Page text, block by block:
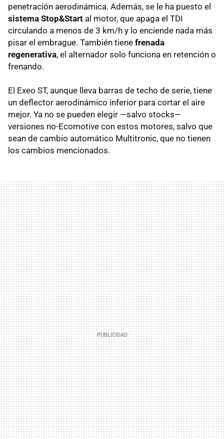
penetración aerodinámica. Además, se le ha puesto el
sistema Stop&Start al motor, que apaga el TDI
circulando a menos de 3 km/h y lo enciende nada más
pisar el embrague. También tiene frenada
regenerativa, el alternador solo funciona en retención o
frenando.
El Exeo ST, aunque lleva barras de techo de serie, tiene
un deflector aerodinámico inferior para cortar el aire
mejor. Ya no se pueden elegir —salvo stocks—
versiones no-Ecomotive con estos motores, salvo que
sean de cambio automático Multitronic, que no tienen
los cambios mencionados.